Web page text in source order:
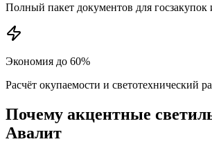
Полный пакет документов для госзакупок
Экономия до 60%
Расчёт окупаемости и светотехнический
Почему акцентные
Авалит